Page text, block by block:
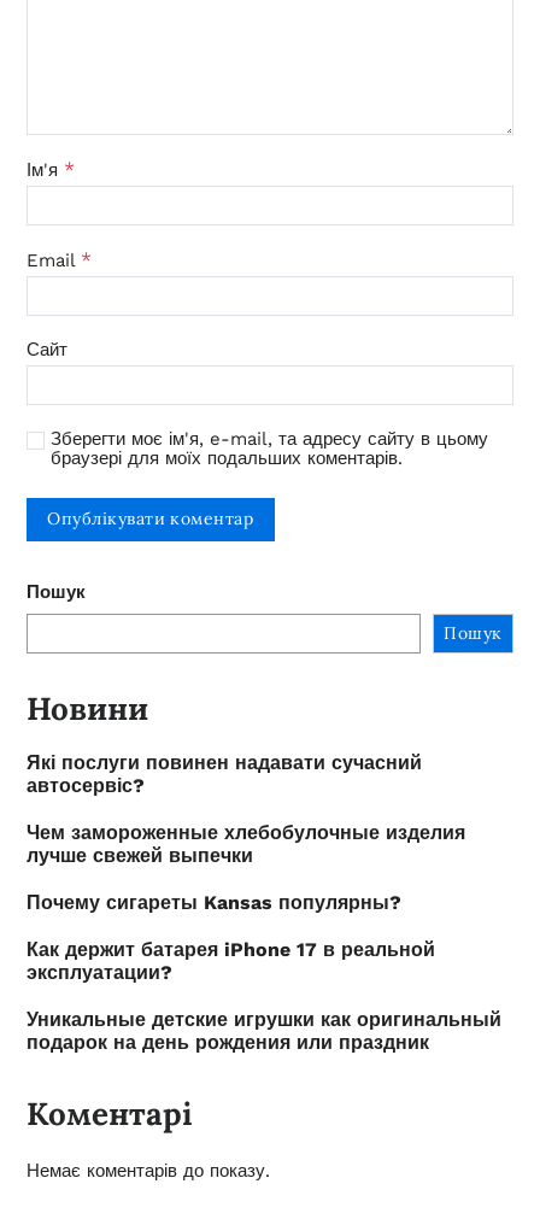
Ім'я *
Email *
Сайт
Зберегти моє ім'я, e-mail, та адресу сайту в цьому
браузері для моїх подальших коментарів.
Пошук
Пошук
Новини
Які послуги повинен надавати сучасний
автосервіс?
Чем замороженные хлебобулочные изделия
лучше свежей выпечки
Почему сигареты Kansas популярны?
Как держит батарея iPhone 17 в реальной
эксплуатации?
Уникальные детские игрушки как оригинальный
подарок на день рождения или праздник
Коментарі
Немає коментарів до показу.